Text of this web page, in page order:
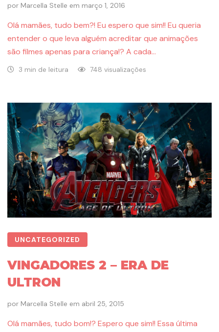
por Marcella Stelle em março 1, 2016
Olá mamães, tudo bem?! Eu espero que sim!! Eu queria
entender o que leva alguém acreditar que animações
são filmes apenas para criança!? A cada…
3 min de leitura 748 visualizações
UNCATEGORIZED
VINGADORES 2 – ERA DE
ULTRON
por Marcella Stelle em abril 25, 2015
Olá mamães, tudo bom!? Espero que sim!! Essa última